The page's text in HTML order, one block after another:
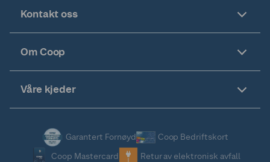
Kontakt oss
Om Coop
Våre kjeder
Garantert Fornøyd
Coop Bedriftskort
Coop Mastercard
Retur av elektronisk avfall